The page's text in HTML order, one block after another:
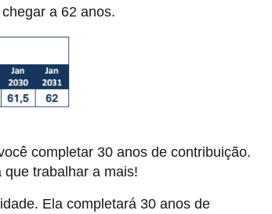
a 62 anos.
completar 30 anos de contribuição.
trabalhar a mais!
Ela completará 30 anos de